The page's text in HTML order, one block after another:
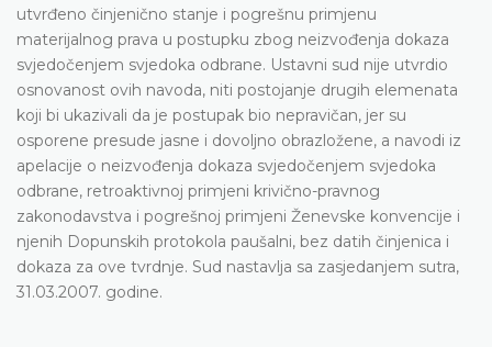
utvrđeno činjenično stanje i pogrešnu primjenu
materijalnog prava u postupku zbog neizvođenja dokaza
svjedočenjem svjedoka odbrane. Ustavni sud nije utvrdio
osnovanost ovih navoda, niti postojanje drugih elemenata
koji bi ukazivali da je postupak bio nepravičan, jer su
osporene presude jasne i dovoljno obrazložene, a navodi iz
apelacije o neizvođenja dokaza svjedočenjem svjedoka
odbrane, retroaktivnoj primjeni krivično-pravnog
zakonodavstva i pogrešnoj primjeni Ženevske konvencije i
njenih Dopunskih protokola paušalni, bez datih činjenica i
dokaza za ove tvrdnje. Sud nastavlja sa zasjedanjem sutra,
31.03.2007. godine.